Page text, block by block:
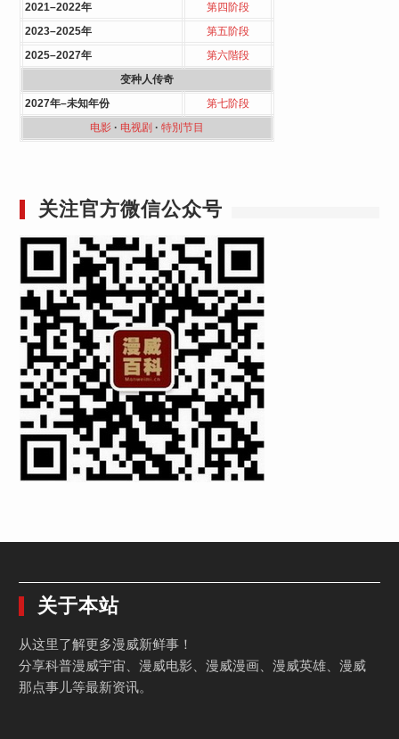
2021–2022年
第四阶段
2023–2025年
第五阶段
2025–2027年
第六階段
变种人传奇
2027年–未知年份
第七阶段
电影· 电视剧 · 特別节目
关注官方微信公众号
关于本站
从这里了解更多漫威新鲜事！
分享科普漫威宇宙、漫威电影、漫威漫画、漫威英雄、漫威
那点事儿等最新资讯。